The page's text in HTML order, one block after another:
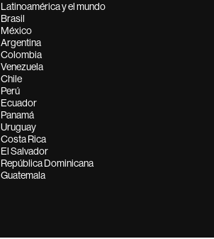
Latinoamérica y el mundo
Brasil
México
Argentina
Colombia
Venezuela
Chile
Perú
Ecuador
Panamá
Uruguay
Costa Rica
El Salvador
República Dominicana
Guatemala